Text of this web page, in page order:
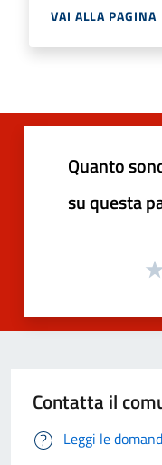
VAI ALLA PAGINA
Quanto
su questa
Contatta il
Leggi le